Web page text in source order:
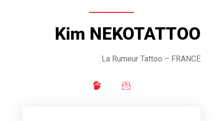
Kim NEKOTATTOO
La Rumeur Tattoo – FRANCE